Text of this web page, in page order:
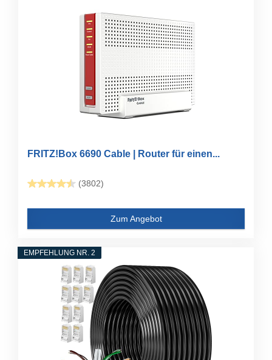
FRITZ!Box 6690 Cable | Router für einen...
(3802)
Zum Angebot
EMPFEHLUNG NR. 2